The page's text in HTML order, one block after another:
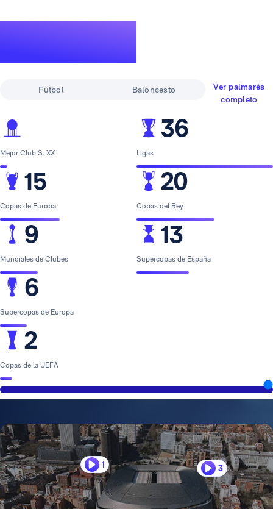
Fútbol Baloncesto
Ver palmarés
completo
Mejor Club S. XX
15
Copas de Europa
9
Mundiales de Clubes
6
Supercopas de Europa
2
Copas de la UEFA
36
Ligas
20
Copas del Rey
13
Supercopas de España
1 3